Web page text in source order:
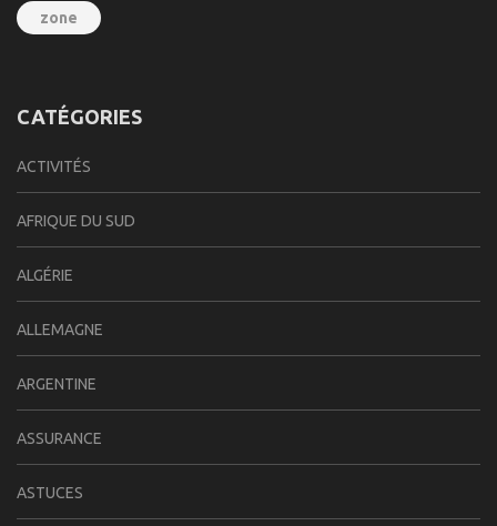
zone
CATÉGORIES
ACTIVITÉS
AFRIQUE DU SUD
ALGÉRIE
ALLEMAGNE
ARGENTINE
ASSURANCE
ASTUCES